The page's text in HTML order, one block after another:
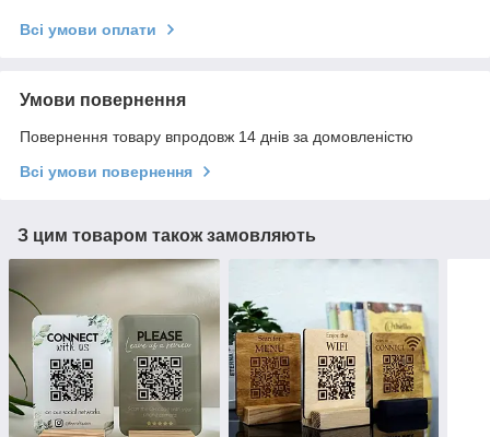
Всі умови оплати
Умови повернення
Повернення товару впродовж 14 днів за домовленістю
Всі умови повернення
З цим товаром також замовляють